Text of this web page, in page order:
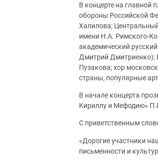
В концерте на главной
обороны Российской
Халилова;
имени Н.А. Римского-
академический
Дмитрий Дмитриенко);
Пузакова; хор
страны, популярные
В начале концерта
Кириллу и Мефодию»
С приветственным
«Дорогие участники
письменности и